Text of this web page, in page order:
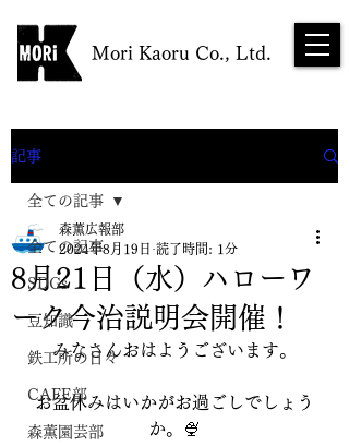
Mori Kaoru Co., Ltd.
NEWS
記事
全ての記事
SDGs
豆知識
鉄工所の日々
CAFE部
森薫園芸部
全ての記事
8月21日（水）ハローワ
ーク今治説明会開催！
森薫広報部
2024年8月19日 読了時間: 1分
みなさんおはようございます。
お盆休みはいかがお過ごしでしょう
か。🍨